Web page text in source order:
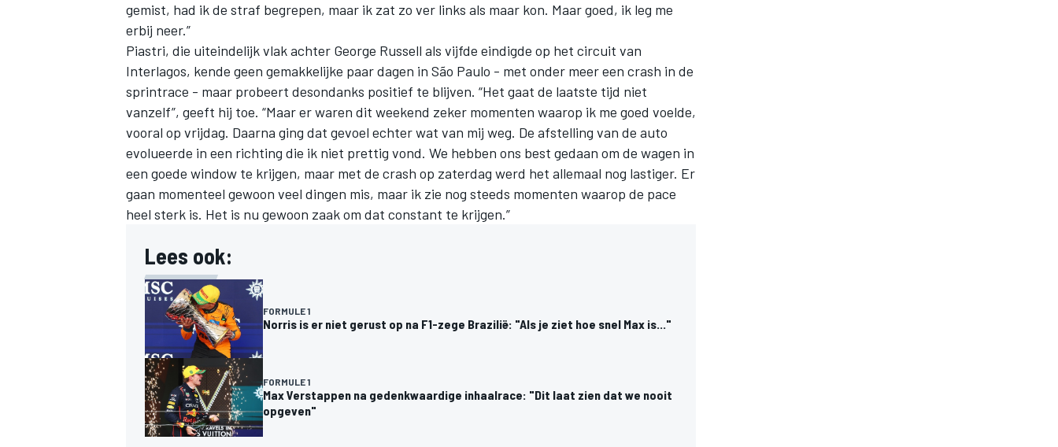
gemist, had ik de straf begrepen, maar ik zat zo ver links als maar kon. Maar goed, ik leg me
erbij neer.”
Piastri, die uiteindelijk vlak achter George Russell als vijfde eindigde op het circuit van
Interlagos, kende geen gemakkelijke paar dagen in São Paulo - met onder meer een crash in de
sprintrace - maar probeert desondanks positief te blijven. “Het gaat de laatste tijd niet
vanzelf”, geeft hij toe. “Maar er waren dit weekend zeker momenten waarop ik me goed voelde,
vooral op vrijdag. Daarna ging dat gevoel echter wat van mij weg. De afstelling van de auto
evolueerde in een richting die ik niet prettig vond. We hebben ons best gedaan om de wagen in
een goede window te krijgen, maar met de crash op zaterdag werd het allemaal nog lastiger. Er
gaan momenteel gewoon veel dingen mis, maar ik zie nog steeds momenten waarop de pace
heel sterk is. Het is nu gewoon zaak om dat constant te krijgen.”
Lees ook:
FORMULE 1
Norris is er niet gerust op na F1-zege Brazilië: "Als je ziet hoe snel Max is..."
FORMULE 1
Max Verstappen na gedenkwaardige inhaalrace: "Dit laat zien dat we nooit
opgeven"